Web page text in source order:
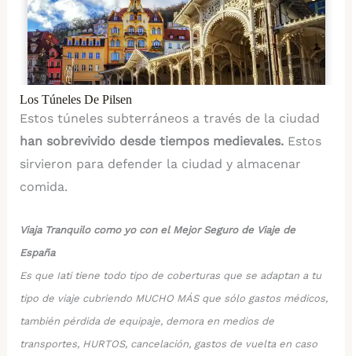
Los Túneles De Pilsen
Estos túneles subterráneos a través de la ciudad
han sobrevivido desde tiempos medievales.Estos
sirvieron para defender la ciudad y almacenar
comida.
Viaja Tranquilo como yo con el Mejor Seguro de Viaje de
España
Es que Iati tiene todo tipo de coberturas que se adaptan a tu
tipo de viaje cubriendo MUCHO MÁS que sólo gastos médicos,
también pérdida de equipaje, demora en medios de
transportes, HURTOS, cancelación, gastos de vuelta en caso